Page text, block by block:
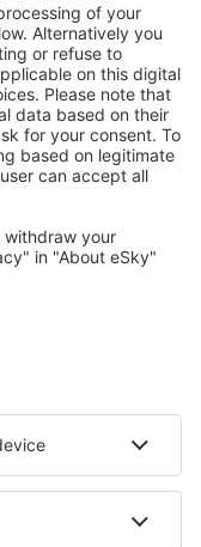
Hotels,